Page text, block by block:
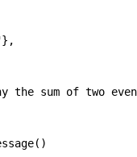
},
the sum of two